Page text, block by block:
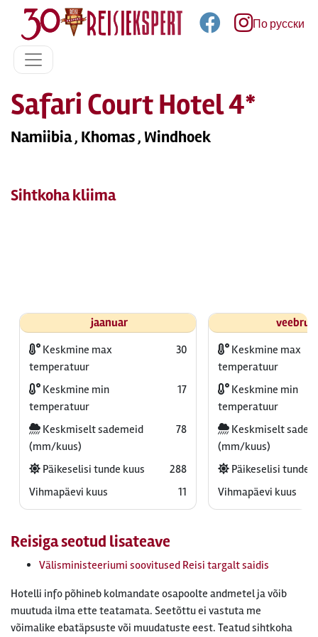
По русски
Safari Court Hotel 4*
Namiibia , Khomas , Windhoek
Sihtkoha kliima
jaanuar
Keskmine max
temperatuur
30
Keskmine min
temperatuur
17
Keskmiselt sademeid
(mm/kuus)
78
Päikeselisi tunde kuus
288
Vihmapäevi kuus
11
Keskmine max
temperatuur
Keskmine min
temperatuur
Keskmiselt
(mm/kuus)
Päikeselisi tunde
Vihmapäevi kuus
Reisiga seotud lisateave
Välisministeeriumi soovitused Reisi targalt saidis
Hotelli info põhineb kolmandate osapoolte andmetel ja võib
muutuda ilma ette teatamata. Seetõttu ei vastuta me
võimalike ebatäpsuste või muudatuste eest. Teatud sihtkoha